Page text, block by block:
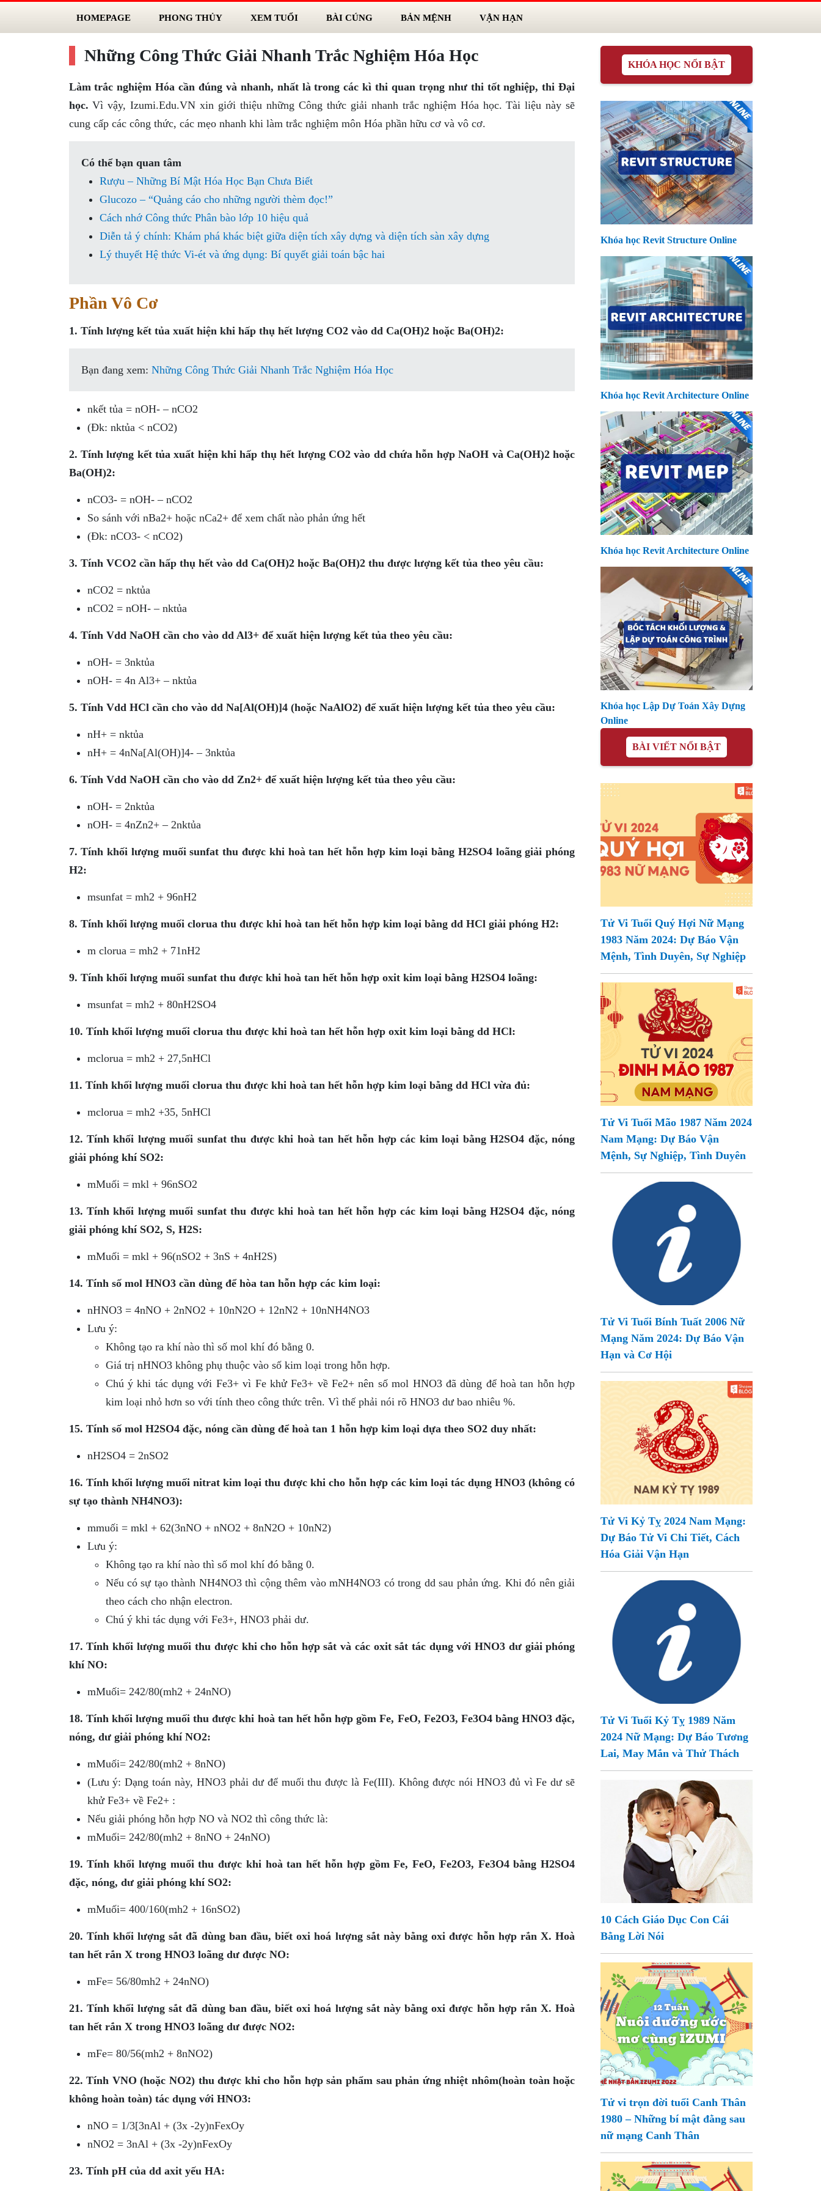
HOMEPAGE PHONG THỦY XEM TUỔI BÀI CÚNG BẢN MỆNH VẬN HẠN
Những Công Thức Giải Nhanh Trắc Nghiệm Hóa Học
Làm trắc nghiệm Hóa cần đúng và nhanh, nhất là trong các kì thi quan trọng như thi tốt nghiệp, thi Đại
học. Vì vậy, Izumi.Edu.VN xin giới thiệu những Công thức giải nhanh trắc nghiệm Hóa học. Tài liệu này sẽ
cung cấp các công thức, các mẹo nhanh khi làm trắc nghiệm môn Hóa phần hữu cơ và vô cơ.
Có thể bạn quan tâm
Rượu – Những Bí Mật Hóa Học Bạn Chưa Biết
Glucozo – “Quảng cáo cho những người thèm đọc!”
Cách nhớ Công thức Phân bào lớp 10 hiệu quả
Diễn tả ý chính: Khám phá khác biệt giữa diện tích xây dựng và diện tích sàn xây dựng
Lý thuyết Hệ thức Vi-ét và ứng dụng: Bí quyết giải toán bậc hai
Phần Vô Cơ
1. Tính lượng kết tủa xuất hiện khi hấp thụ hết lượng CO2 vào dd Ca(OH)2 hoặc Ba(OH)2:
Bạn đang xem: Những Công Thức Giải Nhanh Trắc Nghiệm Hóa Học
nkết tủa = nOH- – nCO2
(Đk: nktủa < nCO2)
2. Tính lượng kết tủa xuất hiện khi hấp thụ hết lượng CO2 vào dd chứa hỗn hợp NaOH và Ca(OH)2 hoặc
Ba(OH)2:
nCO3- = nOH- – nCO2
So sánh với nBa2+ hoặc nCa2+ để xem chất nào phản ứng hết
(Đk: nCO3- < nCO2)
3. Tính VCO2 cần hấp thụ hết vào dd Ca(OH)2 hoặc Ba(OH)2 thu được lượng kết tủa theo yêu cầu:
nCO2 = nktủa
nCO2 = nOH- – nktủa
4. Tính Vdd NaOH cần cho vào dd Al3+ để xuất hiện lượng kết tủa theo yêu cầu:
nOH- = 3nktủa
nOH- = 4n Al3+ – nktủa
5. Tính Vdd HCl cần cho vào dd Na[Al(OH)]4 (hoặc NaAlO2) để xuất hiện lượng kết tủa theo yêu cầu:
nH+ = nktủa
nH+ = 4nNa[Al(OH)]4- – 3nktủa
6. Tính Vdd NaOH cần cho vào dd Zn2+ để xuất hiện lượng kết tủa theo yêu cầu:
nOH- = 2nktủa
nOH- = 4nZn2+ – 2nktủa
7. Tính khối lượng muối sunfat thu được khi hoà tan hết hỗn hợp kim loại bằng H2SO4 loãng giải phóng
H2:
msunfat = mh2 + 96nH2
8. Tính khối lượng muối clorua thu được khi hoà tan hết hỗn hợp kim loại bằng dd HCl giải phóng H2:
m clorua = mh2 + 71nH2
9. Tính khối lượng muối sunfat thu được khi hoà tan hết hỗn hợp oxit kim loại bằng H2SO4 loãng:
msunfat = mh2 + 80nH2SO4
10. Tính khối lượng muối clorua thu được khi hoà tan hết hỗn hợp oxit kim loại bằng dd HCl:
mclorua = mh2 + 27,5nHCl
11. Tính khối lượng muối clorua thu được khi hoà tan hết hỗn hợp kim loại bằng dd HCl vừa đủ:
mclorua = mh2 +35, 5nHCl
12. Tính khối lượng muối sunfat thu được khi hoà tan hết hỗn hợp các kim loại bằng H2SO4 đặc, nóng
giải phóng khí SO2:
mMuối = mkl + 96nSO2
13. Tính khối lượng muối sunfat thu được khi hoà tan hết hỗn hợp các kim loại bằng H2SO4 đặc, nóng
giải phóng khí SO2, S, H2S:
mMuối = mkl + 96(nSO2 + 3nS + 4nH2S)
14. Tính số mol HNO3 cần dùng để hòa tan hỗn hợp các kim loại:
nHNO3 = 4nNO + 2nNO2 + 10nN2O + 12nN2 + 10nNH4NO3
Lưu ý:
Không tạo ra khí nào thì số mol khí đó bằng 0.
Giá trị nHNO3 không phụ thuộc vào số kim loại trong hỗn hợp.
Chú ý khi tác dụng với Fe3+ vì Fe khử Fe3+ về Fe2+ nên số mol HNO3 đã dùng để hoà tan hỗn hợp
kim loại nhỏ hơn so với tính theo công thức trên. Vì thế phải nói rõ HNO3 dư bao nhiêu %.
15. Tính số mol H2SO4 đặc, nóng cần dùng để hoà tan 1 hỗn hợp kim loại dựa theo SO2 duy nhất:
nH2SO4 = 2nSO2
16. Tính khối lượng muối nitrat kim loại thu được khi cho hỗn hợp các kim loại tác dụng HNO3 (không có
sự tạo thành NH4NO3):
mmuối = mkl + 62(3nNO + nNO2 + 8nN2O + 10nN2)
Lưu ý:
Không tạo ra khí nào thì số mol khí đó bằng 0.
Nếu có sự tạo thành NH4NO3 thì cộng thêm vào mNH4NO3 có trong dd sau phản ứng. Khi đó nên giải
theo cách cho nhận electron.
Chú ý khi tác dụng với Fe3+, HNO3 phải dư.
17. Tính khối lượng muối thu được khi cho hỗn hợp sắt và các oxit sắt tác dụng với HNO3 dư giải phóng
khí NO:
mMuối= 242/80(mh2 + 24nNO)
18. Tính khối lượng muối thu được khi hoà tan hết hỗn hợp gồm Fe, FeO, Fe2O3, Fe3O4 bằng HNO3 đặc,
nóng, dư giải phóng khí NO2:
mMuối= 242/80(mh2 + 8nNO)
(Lưu ý: Dạng toán này, HNO3 phải dư để muối thu được là Fe(III). Không được nói HNO3 đủ vì Fe dư sẽ
khử Fe3+ về Fe2+ :
Nếu giải phóng hỗn hợp NO và NO2 thì công thức là:
mMuối= 242/80(mh2 + 8nNO + 24nNO)
19. Tính khối lượng muối thu được khi hoà tan hết hỗn hợp gồm Fe, FeO, Fe2O3, Fe3O4 bằng H2SO4
đặc, nóng, dư giải phóng khí SO2:
mMuối= 400/160(mh2 + 16nSO2)
20. Tính khối lượng sắt đã dùng ban đầu, biết oxi hoá lượng sắt này bằng oxi được hỗn hợp rắn X. Hoà
tan hết rắn X trong HNO3 loãng dư được NO:
mFe= 56/80mh2 + 24nNO)
21. Tính khối lượng sắt đã dùng ban đầu, biết oxi hoá lượng sắt này bằng oxi được hỗn hợp rắn X. Hoà
tan hết rắn X trong HNO3 loãng dư được NO2:
mFe= 80/56(mh2 + 8nNO2)
22. Tính VNO (hoặc NO2) thu được khi cho hỗn hợp sản phẩm sau phản ứng nhiệt nhôm(hoàn toàn hoặc
không hoàn toàn) tác dụng với HNO3:
nNO = 1/3[3nAl + (3x -2y)nFexOy
nNO2 = 3nAl + (3x -2y)nFexOy
23. Tính pH của dd axit yếu HA:
KHÓA HỌC NỔI BẬT
Khóa học Revit Structure Online
Khóa học Revit Architecture Online
Khóa học Revit Architecture Online
Khóa học Lập Dự Toán Xây Dựng
Online
BÀI VIẾT NỔI BẬT
Tử Vi Tuổi Quý Hợi Nữ Mạng
1983 Năm 2024: Dự Báo Vận
Mệnh, Tình Duyên, Sự Nghiệp
Tử Vi Tuổi Mão 1987 Năm 2024
Nam Mạng: Dự Báo Vận
Mệnh, Sự Nghiệp, Tình Duyên
Tử Vi Tuổi Bính Tuất 2006 Nữ
Mạng Năm 2024: Dự Báo Vận
Hạn và Cơ Hội
Tử Vi Kỷ Tỵ 2024 Nam Mạng:
Dự Báo Tử Vi Chi Tiết, Cách
Hóa Giải Vận Hạn
Tử Vi Tuổi Kỷ Tỵ 1989 Năm
2024 Nữ Mạng: Dự Báo Tương
Lai, May Mắn và Thử Thách
10 Cách Giáo Dục Con Cái
Bằng Lời Nói
Tử vi trọn đời tuổi Canh Thân
1980 – Những bí mật đằng sau
nữ mạng Canh Thân